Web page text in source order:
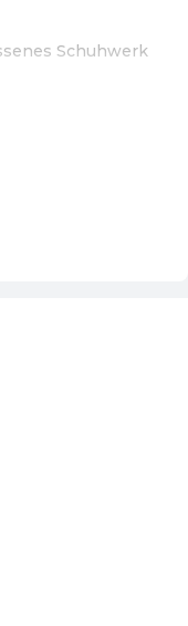
Schuhwerk